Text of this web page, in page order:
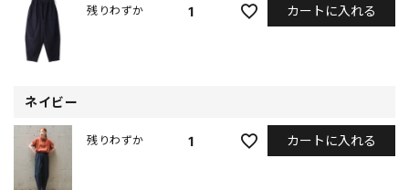
1
残りわずか カートに入れる
ネイビー
1
残りわずか カートに入れる